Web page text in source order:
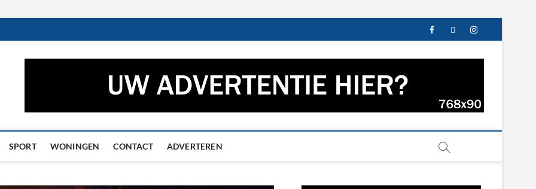
facebooktwitterinstagram
– Het laatste nieuws uit Groningen en
SPORT WONINGEN CONTACT ADVERTEREN